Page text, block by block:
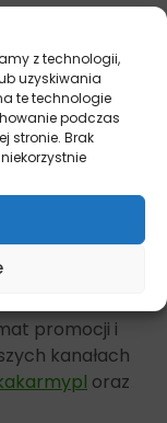
z technologii,
uzyskiwania
te technologie
podczas
stronie. Brak
alergicznych
białka
promocji i
kanałach
oraz